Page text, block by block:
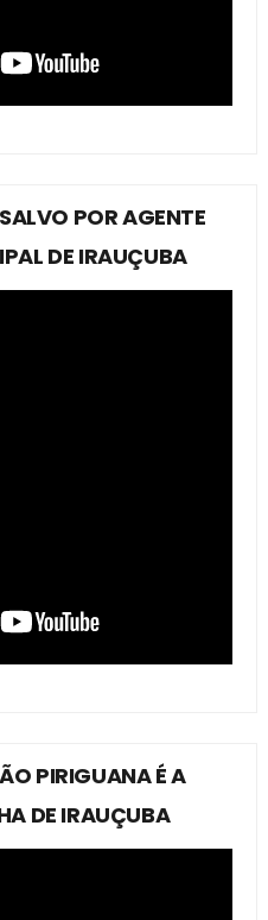
SALVO POR AGENTE
DE IRAUÇUBA
PIRIGUANA É A
DE IRAUÇUBA